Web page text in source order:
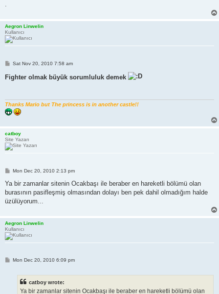
.
Aegron Linwelin
Kullanıcı
P
t
Sat Nov 20, 2010 7:58 am
Fighter olmak büyük sorumluluk demek
Thanks Mario but The princess is in another castle!!
catboy
Site Yazarı
P
s
Mon Dec 20, 2010 2:13 pm
Ya bir zamanlar sitenin Ocakbaşı ile beraber en hareketli bölümü olan
burasının pasifleşmiş olmasından dolayı ben pek dahil olmadığım halde
üzülüyorum...
Aegron Linwelin
Kullanıcı
PMon Dec 20, 2010 6:09 pm
catboy wrote:
Ya bir zamanlar sitenin Ocakbaşı ile beraber en hareketli bölümü olan